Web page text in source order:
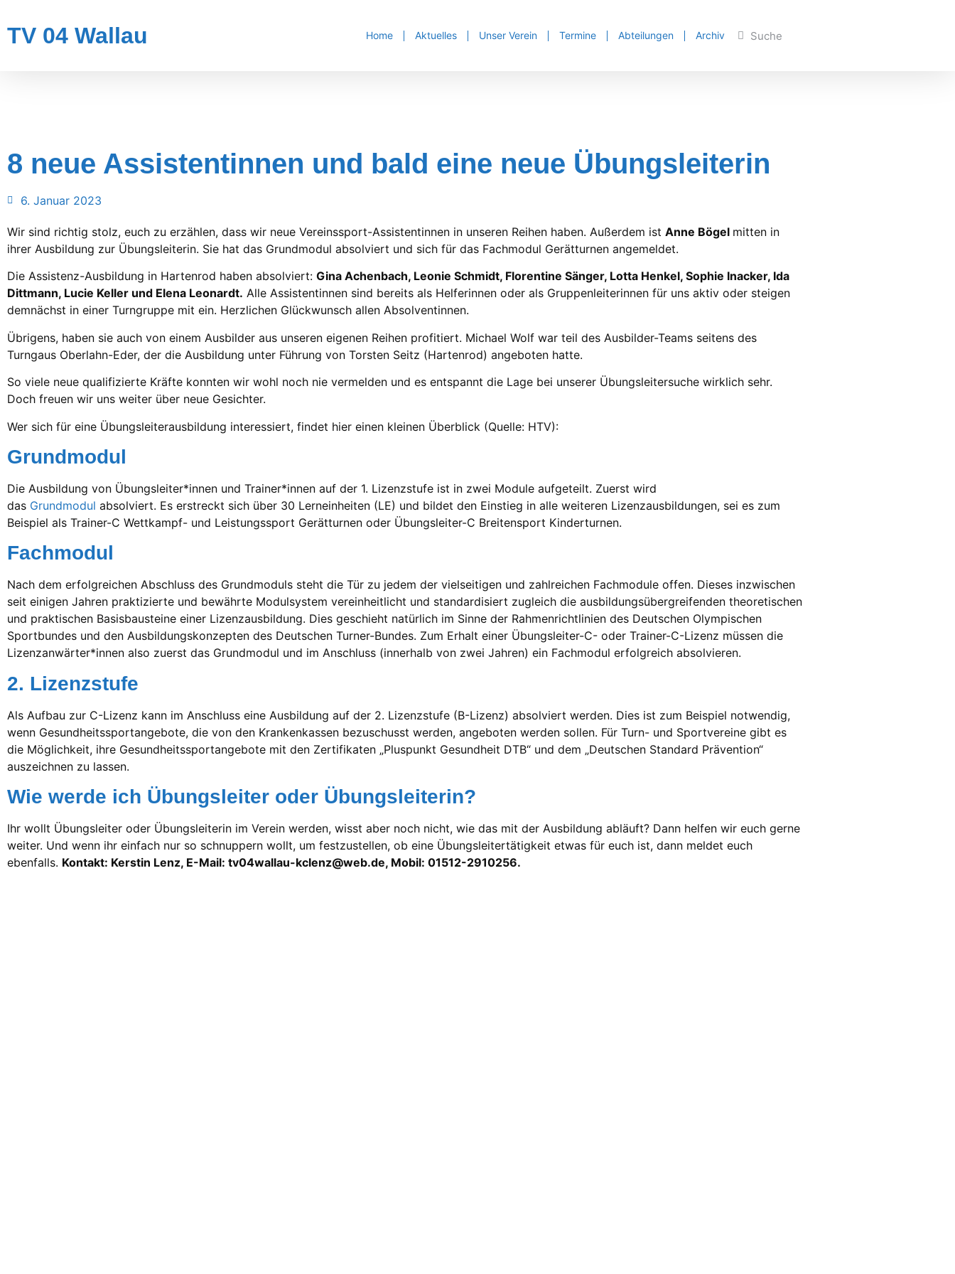
TV 04 Wallau Home Aktuelles Unser Verein Termine Abteilungen Archiv
8 neue Assistentinnen und bald eine neue Übungsleiterin
6. Januar 2023
Wir sind richtig stolz, euch zu erzählen, dass wir neue Vereinssport-Assistentinnen in unseren Reihen haben. Außerdem ist Anne Bögel mitten in
ihrer Ausbildung zur Übungsleiterin. Sie hat das Grundmodul absolviert und sich für das Fachmodul Gerätturnen angemeldet.
Die Assistenz-Ausbildung in Hartenrod haben absolviert: Gina Achenbach, Leonie Schmidt, Florentine Sänger, Lotta Henkel, Sophie Inacker, Ida
Dittmann, Lucie Keller und Elena Leonardt. Alle Assistentinnen sind bereits als Helferinnen oder als Gruppenleiterinnen für uns aktiv oder steigen
demnächst in einer Turngruppe mit ein. Herzlichen Glückwunsch allen Absolventinnen.
Übrigens, haben sie auch von einem Ausbilder aus unseren eigenen Reihen profitiert. Michael Wolf war teil des Ausbilder-Teams seitens des
Turngaus Oberlahn-Eder, der die Ausbildung unter Führung von Torsten Seitz (Hartenrod) angeboten hatte.
So viele neue qualifizierte Kräfte konnten wir wohl noch nie vermelden und es entspannt die Lage bei unserer Übungsleitersuche wirklich sehr.
Doch freuen wir uns weiter über neue Gesichter.
Wer sich für eine Übungsleiterausbildung interessiert, findet hier einen kleinen Überblick (Quelle: HTV):
Grundmodul
Die Ausbildung von Übungsleiter*innen und Trainer*innen auf der 1. Lizenzstufe ist in zwei Module aufgeteilt. Zuerst wird
das Grundmodul absolviert. Es erstreckt sich über 30 Lerneinheiten (LE) und bildet den Einstieg in alle weiteren Lizenzausbildungen, sei es zum
Beispiel als Trainer-C Wettkampf- und Leistungssport Gerätturnen oder Übungsleiter-C Breitensport Kinderturnen.
Fachmodul
Nach dem erfolgreichen Abschluss des Grundmoduls steht die Tür zu jedem der vielseitigen und zahlreichen Fachmodule offen. Dieses inzwischen
seit einigen Jahren praktizierte und bewährte Modulsystem vereinheitlicht und standardisiert zugleich die ausbildungsübergreifenden theoretischen
und praktischen Basisbausteine einer Lizenzausbildung. Dies geschieht natürlich im Sinne der Rahmenrichtlinien des Deutschen Olympischen
Sportbundes und den Ausbildungskonzepten des Deutschen Turner-Bundes. Zum Erhalt einer Übungsleiter-C- oder Trainer-C-Lizenz müssen die
Lizenzanwärter*innen also zuerst das Grundmodul und im Anschluss (innerhalb von zwei Jahren) ein Fachmodul erfolgreich absolvieren.
2. Lizenzstufe
Als Aufbau zur C-Lizenz kann im Anschluss eine Ausbildung auf der 2. Lizenzstufe (B-Lizenz) absolviert werden. Dies ist zum Beispiel notwendig,
wenn Gesundheitssportangebote, die von den Krankenkassen bezuschusst werden, angeboten werden sollen. Für Turn- und Sportvereine gibt es
die Möglichkeit, ihre Gesundheitssportangebote mit den Zertifikaten „Pluspunkt Gesundheit DTB“ und dem „Deutschen Standard Prävention“
auszeichnen zu lassen.
Wie werde ich Übungsleiter oder Übungsleiterin?
Ihr wollt Übungsleiter oder Übungsleiterin im Verein werden, wisst aber noch nicht, wie das mit der Ausbildung abläuft? Dann helfen wir euch gerne
weiter. Und wenn ihr einfach nur so schnuppern wollt, um festzustellen, ob eine Übungsleitertätigkeit etwas für euch ist, dann meldet euch
ebenfalls. Kontakt: Kerstin Lenz, E-Mail: tv04wallau-kclenz@web.de, Mobil: 01512-2910256.